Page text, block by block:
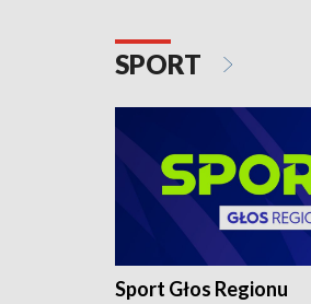
SPORT
Sport Głos Regionu